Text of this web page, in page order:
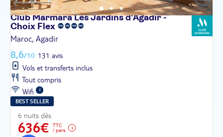
Club Marmara Les Jardins d'Agadir -
Choix Flex
Maroc, Agadir
8,6/10 131 avis
Vols et transferts inclus
Tout compris
Wifi
BEST SELLER
6 nuits dès
636€
TTC
/ pers.